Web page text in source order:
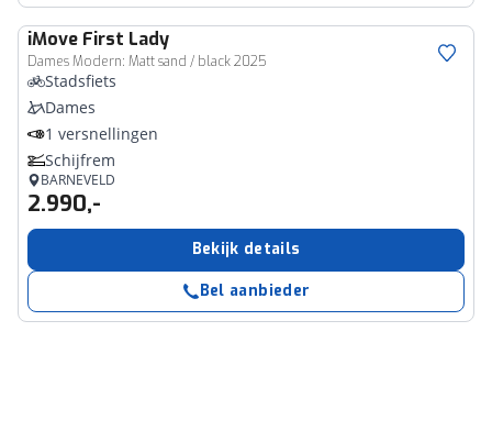
iMove First Lady
Dames Modern: Matt sand / black 2025
Stadsfiets
Dames
1 versnellingen
Schijfrem
BARNEVELD
2.990,-
Bekijk details
Bel aanbieder